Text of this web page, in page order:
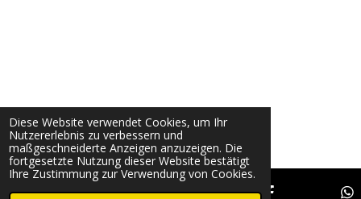
Diese Website verwendet Cookies, um Ihr
Nutzererlebnis zu verbessern und
maßgeschneiderte Anzeigen anzuzeigen. Die
fortgesetzte Nutzung dieser Website bestätigt
Ihre Zustimmung zur Verwendung von Cookies.